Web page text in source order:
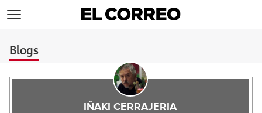
Blogs
IÑAKI CERRAJERIA